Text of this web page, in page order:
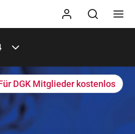
DGK Mitglieder kostenlos